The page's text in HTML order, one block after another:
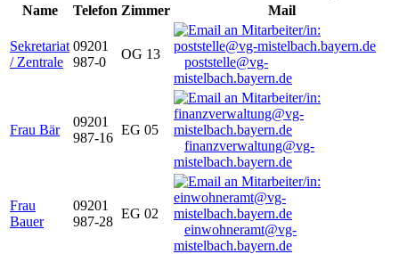
Name
Telefon Zimmer Mail
Sekretariat
/ Zentrale
09201
987-0
OG 13
poststelle@vg-
mistelbach.bayern.de
Frau Bär
09201
987-16
EG 05
finanzverwaltung@vg-
mistelbach.bayern.de
Frau
Bauer
09201
987-28
EG 02
einwohneramt@vg-
mistelbach.bayern.de